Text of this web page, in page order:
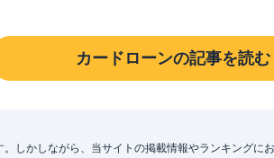
カードローンの記事を読む
しかしながら、当サイトの掲載情報やランキングに